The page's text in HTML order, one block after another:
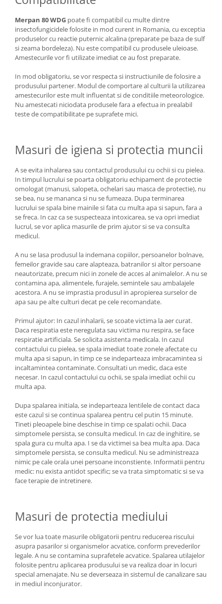
Merpan 80 WDG poate fi compatibil cu multe dintre
insectofungicidele folosite in mod curent in Romania, cu exceptia
produselor cu reactie puternic alcalina (preparate pe baza de sulf
si zeama bordeleza). Nu este compatibil cu produsele uleioase.
Amestecurile vor fi utilizate imediat ce au fost preparate.
In mod obligatoriu, se vor respecta si instructiunile de folosire a
produsului partener. Modul de comportare al culturii la utilizarea
amestecurilor este mult influentat si de conditiile meteorologice.
Nu amestecati niciodata produsele fara a efectua in prealabil
teste de compatibilitate pe suprafete mici.
Masuri de igiena si protectia muncii
A se evita inhalarea sau contactul produsului cu ochii si cu pielea.
In timpul lucrului se poarta obligatoriu echipament de protectie
omologat (manusi, salopeta, ochelari sau masca de protectie), nu
se bea, nu se mananca si nu se fumeaza. Dupa terminarea
lucrului se spala bine mainile si fata cu multa apa si sapun, fara a
se freca. In caz ca se suspecteaza intoxicarea, se va opri imediat
lucrul, se vor aplica masurile de prim ajutor si se va consulta
medicul.
A nu se lasa produsul la indemana copiilor, persoanelor bolnave,
femeilor gravide sau care alapteaza, batranilor si altor persoane
neautorizate, precum nici in zonele de acces al animalelor. A nu se
contamina apa, alimentele, furajele, semintele sau ambalajele
acestora. A nu se imprastia produsul in apropierea surselor de
apa sau pe alte culturi decat pe cele recomandate.
Primul ajutor: In cazul inhalarii, se scoate victima la aer curat.
Daca respiratia este neregulata sau victima nu respira, se face
respiratie artificiala. Se solicita asistenta medicala. In cazul
contactului cu pielea, se spala imediat toate zonele afectate cu
multa apa si sapun, in timp ce se indeparteaza imbracamintea si
incaltamintea contaminate. Consultati un medic, daca este
necesar. In cazul contactului cu ochii, se spala imediat ochii cu
multa apa.
Dupa spalarea initiala, se indeparteaza lentilele de contact daca
este cazul si se continua spalarea pentru cel putin 15 minute.
Tineti pleoapele bine deschise in timp ce spalati ochii. Daca
simptomele persista, se consulta medicul. In caz de inghitire, se
spala gura cu multa apa. I se da victimei sa bea multa apa. Daca
simptomele persista, se consulta medicul. Nu se administreaza
nimic pe cale orala unei persoane inconstiente. Informatii pentru
medic: nu exista antidot specific; se va trata simptomatic si se va
face terapie de intretinere.
Masuri de protectia mediului
Se vor lua toate masurile obligatorii pentru reducerea riscului
asupra pasarilor si organismelor acvatice, conform prevederilor
legale. A nu se contamina suprafetele acvatice. Spalarea utilajelor
folosite pentru aplicarea produsului se va realiza doar in locuri
special amenajate. Nu se deverseaza in sistemul de canalizare sau
in mediul inconjurator.